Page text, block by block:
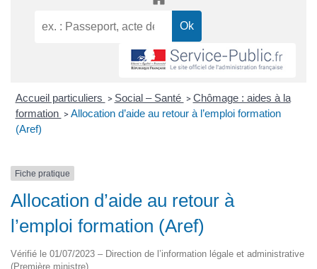
Accueil particuliers > Social – Santé > Chômage : aides à la
formation > Allocation d’aide au retour à l’emploi formation
(Aref)
Fiche pratique
Allocation d’aide au retour à
l’emploi formation (Aref)
Vérifié le 01/07/2023 – Direction de l’information légale et administrative
(Première ministre)